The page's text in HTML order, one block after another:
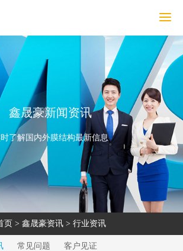
鑫晟豪新闻资讯
了解国内外膜结构最新信息
页 > 鑫晟豪资讯 > 行业资讯
常见问题 客户见证